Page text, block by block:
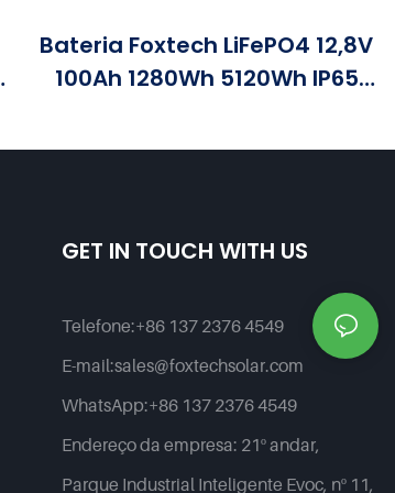
Bateria Foxtech LiFePO4 12,8V
100Ah 1280Wh 5120Wh IP65
Energia Em Sistemas Solares
GET IN TOUCH WITH US
Telefone:+86 137 2376 4549
E-mail:sales@foxtechsolar.com
WhatsApp:+86 137 2376 4549
Endereço da empresa: 21º andar,
Parque Industrial Inteligente Evoc, nº 11,